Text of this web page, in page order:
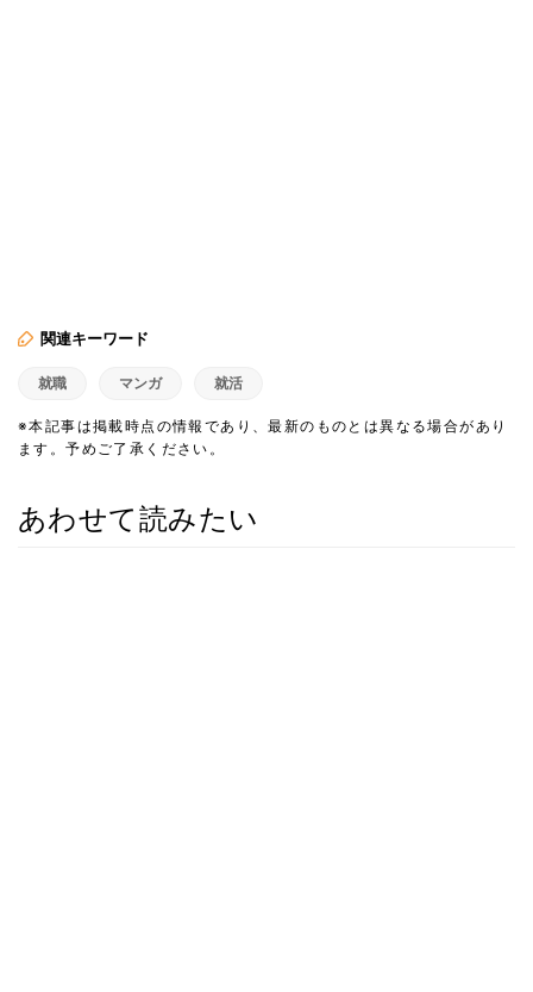
関連キーワード
就職 マンガ 就活
※本記事は掲載時点の情報であり、最新のものとは異なる場合があり
ます。予めご了承ください。
あわせて読みたい